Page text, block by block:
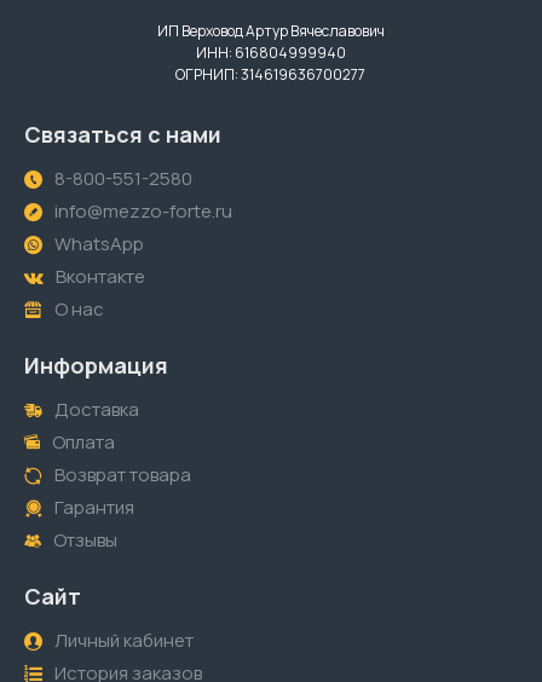
ИП Верховод Артур Вячеславович
ИНН: 616804999940
ОГРНИП: 314619636700277
Связаться с нами
8-800-551-2580
info@mezzo-forte.ru
WhatsApp
Вконтакте
О нас
Информация
Доставка
Оплата
Возврат товара
Гарантия
Отзывы
Сайт
Личный кабинет
История заказов